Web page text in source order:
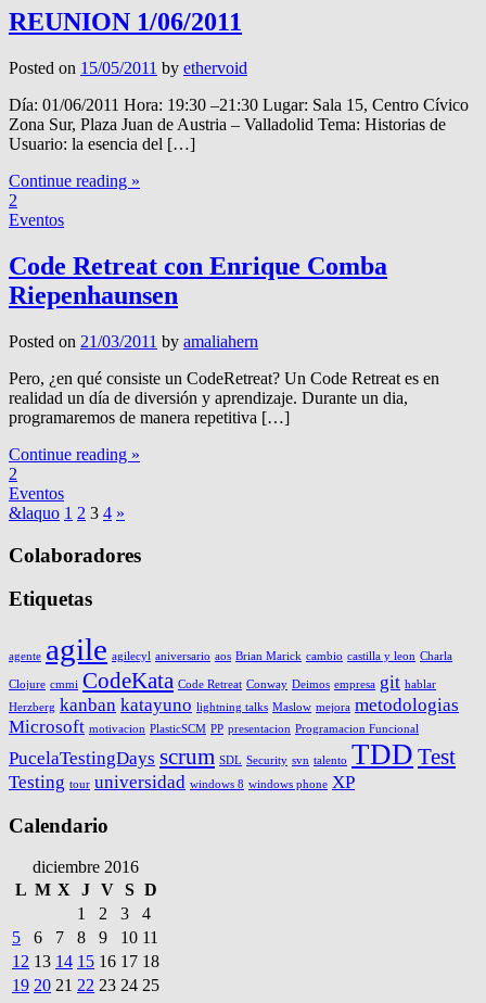
REUNION 1/06/2011
Posted on 15/05/2011 by ethervoid
Día: 01/06/2011 Hora: 19:30 –21:30 Lugar: Sala 15, Centro Cívico
Zona Sur, Plaza Juan de Austria – Valladolid Tema: Historias de
Usuario: la esencia del […]
Continue reading »
2
Eventos
Code Retreat con Enrique Comba
Riepenhaunsen
Posted on 21/03/2011 by amaliahern
Pero, ¿en qué consiste un CodeRetreat? Un Code Retreat es en
realidad un día de diversión y aprendizaje. Durante un dia,
programaremos de manera repetitiva […]
Continue reading »
2
Eventos
&laquo 1 2 3 4 »
Colaboradores
Etiquetas
agente agile agilecyl aniversario aos Brian Marick cambio castilla y leon Charla
Clojure cmmi CodeKata Code Retreat Conway Deimos empresa git hablar
Herzberg kanban katayuno lightning talks Maslow mejora metodologias
Microsoft motivacion PlasticSCM PP presentacion Programacion Funcional
PucelaTestingDays scrum SDL Security svn talento TDD Test
Testing tour universidad windows 8 windows phone XP
Calendario
diciembre 2016
L M X J V S D
1
2 3
4
5
6 7 8 9 10 11
12 13 14 15 16 17 18
19 20 21 22 23 24 25